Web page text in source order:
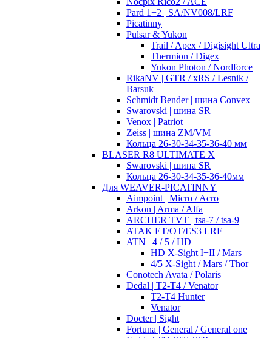
Pard 1+2 | SA/NV008/LRF
Picatinny
Pulsar & Yukon
Trail / Apex / Digisight Ultra
Thermion / Digex
Yukon Photon / Nordforce
RikaNV | GTR / xRS / Lesnik /
Barsuk
Schmidt Bender | шина Convex
Swarovski | шина SR
Venox | Patriot
Zeiss | шина ZM/VM
Кольца 26-30-34-35-36-40 мм
BLASER R8 ULTIMATE X
Swarovski | шина SR
Кольца 26-30-34-35-36-40мм
Для WEAVER-PICATINNY
Aimpoint | Micro / Acro
Arkon | Arma / Alfa
ARCHER TVT | tsa-7 / tsa-9
ATAK ET/OT/ES3 LRF
ATN | 4 / 5 / HD
HD X-Sight I+II / Mars
4/5 X-Sight / Mars / Thor
Conotech Avata / Polaris
Dedal | T2-T4 / Venator
T2-T4 Hunter
Venator
Docter | Sight
Fortuna | General / General one